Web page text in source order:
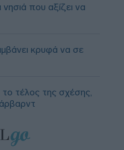
που αξίζει να
κρυφά να σε
τέλος της σχέσης,